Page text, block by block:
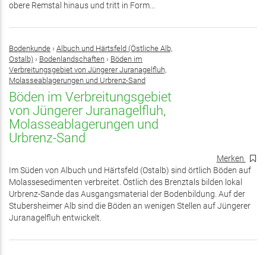
obere Remstal hinaus und tritt in Form...
Bodenkunde › Albuch und Härtsfeld (Östliche Alb,
Ostalb) › Bodenlandschaften › Böden im
Verbreitungsgebiet von Jüngerer Juranagelfluh,
Molasseablagerungen und Urbrenz-Sand
Böden im Verbreitungsgebiet
von Jüngerer Juranagelfluh,
Molasseablagerungen und
Urbrenz-Sand
Merken
Im Süden von Albuch und Härtsfeld (Ostalb) sind örtlich Böden auf
Molassesedimenten verbreitet. Östlich des Brenztals bilden lokal
Urbrenz-Sande das Ausgangsmaterial der Bodenbildung. Auf der
Stubersheimer Alb sind die Böden an wenigen Stellen auf Jüngerer
Juranagelfluh entwickelt.